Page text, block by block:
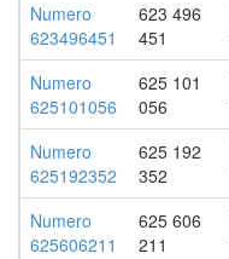
Numero
623496451
623 496
451
Numero
625101056
625 101
056
Numero
625192352
625 192
352
Numero
625606211
625 606
211